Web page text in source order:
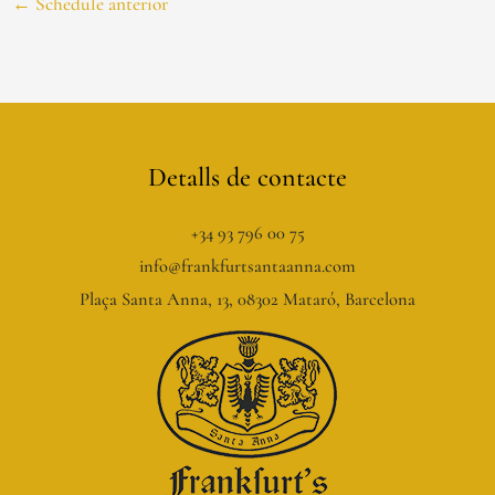
Detalls de contacte
+34 93 796 00 75
info@frankfurtsantaanna.com
Plaça Santa Anna, 13, 08302 Mataró, Barcelona